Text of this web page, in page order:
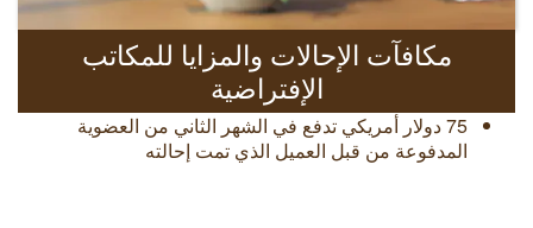
مكافآت الإحالات والمزايا للمكاتب
الإفتراضية
75 دولار أمريكي تدفع في الشهر الثاني من العضوية
المدفوعة من قبل العميل الذي تمت إحالته